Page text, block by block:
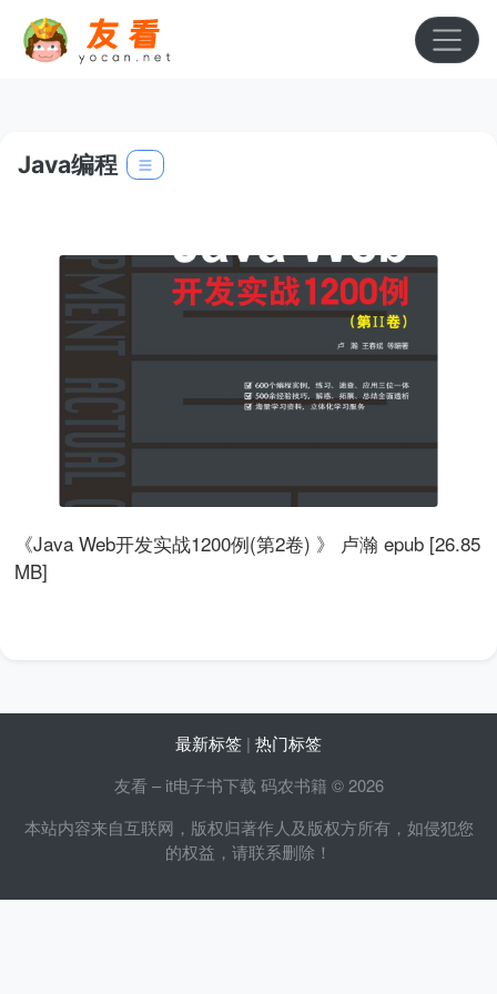
Java编程
《Java Web开发实战1200例(第2卷) 》 卢瀚 epub [26.85
MB]
最新标签 | 热门标签
友看 – it电子书下载 码农书籍 © 2026
本站内容来自互联网，版权归著作人及版权方所有，如侵犯您
的权益，请联系删除！